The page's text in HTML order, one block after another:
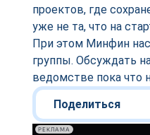
проектов, где
уже не та, что на
При этом Минфин
группы. Обсуждать
ведомстве пока что
Поделиться
РЕКЛАМА